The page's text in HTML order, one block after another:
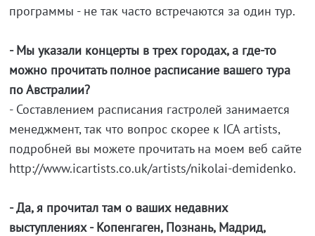
программы - не так часто встречаются за один тур.
- Мы указали концерты в трех городах, а где-то
можно прочитать полное расписание вашего тура
по Австралии?
- Составлением расписания гастролей занимается
менеджмент, так что вопрос скорее к ICA artists,
подробней вы можете прочитать на моем веб сайте
http://www.icartists.co.uk/artists/nikolai-demidenko.
- Да, я прочитал там о ваших недавних
выступлениях - Копенгаген, Познань, Мадрид,